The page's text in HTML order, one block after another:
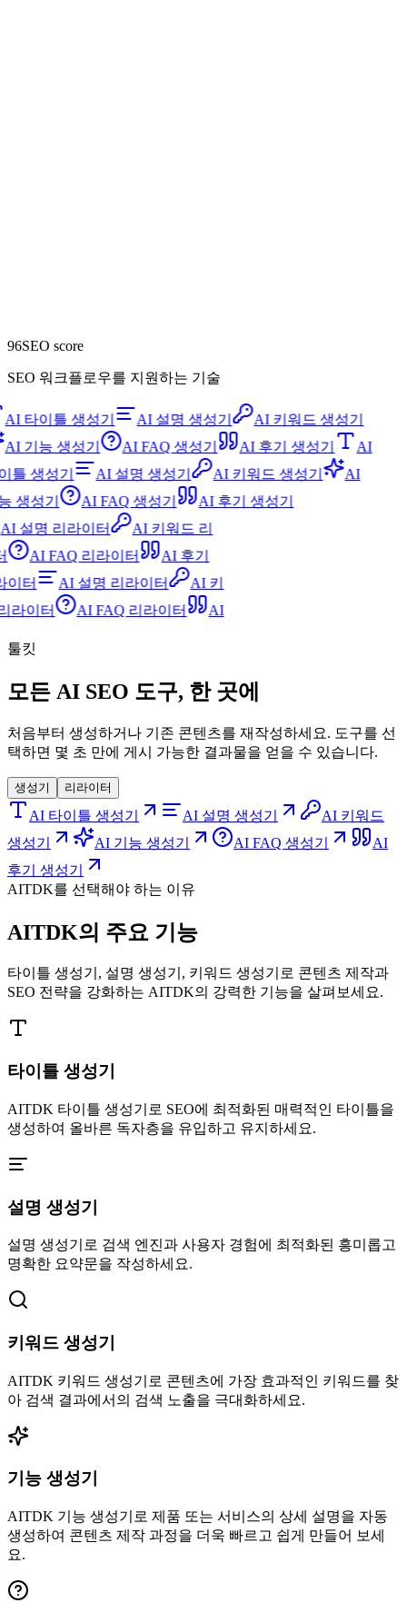
96SEO score
SEO 워크플로우를 지원하는 기술
AI 타이틀 생성기 AI 설명 생성기
AI 키워드 생성기
AI 기능 생성기
AI FAQ 생성기 AI 후기 생성기
AI
틀 생성기
AI 설명 생성기 AI 키워드 생성기
AI
생성기
AI FAQ 생성기
AI 후기 생성기
AI 설명 리라이터
AI 키워드 리
AI FAQ 리라이터
AI 후기
이터
AI 설명 리라이터
AI 키
라이터
AI FAQ 리라이터 AI
툴킷
모든 AI SEO 도구, 한 곳에
처음부터 생성하거나 기존 콘텐츠를 재작성하세요. 도구를 선
택하면 몇 초 만에 게시 가능한 결과물을 얻을 수 있습니다.
생성기 리라이터
AI 타이틀 생성기 AI 설명 생성기
AI 키워드
생성기
AI 기능 생성기 AI FAQ 생성기
AI
후기 생성기
AITDK를 선택해야 하는 이유
AITDK의 주요 기능
타이틀 생성기, 설명 생성기, 키워드 생성기로 콘텐츠 제작과
SEO 전략을 강화하는 AITDK의 강력한 기능을 살펴보세요.
타이틀 생성기
AITDK 타이틀 생성기로 SEO에 최적화된 매력적인 타이틀을
생성하여 올바른 독자층을 유입하고 유지하세요.
설명 생성기
설명 생성기로 검색 엔진과 사용자 경험에 최적화된 흥미롭고
명확한 요약문을 작성하세요.
키워드 생성기
AITDK 키워드 생성기로 콘텐츠에 가장 효과적인 키워드를 찾
아 검색 결과에서의 검색 노출을 극대화하세요.
기능 생성기
AITDK 기능 생성기로 제품 또는 서비스의 상세 설명을 자동
생성하여 콘텐츠 제작 과정을 더욱 빠르고 쉽게 만들어 보세
요.